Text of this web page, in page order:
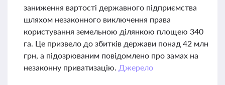
заниження вартості державного підприємства
шляхом незаконного виключення права
користування земельною ділянкою площею 340
га. Це призвело до збитків держави понад 42 млн
грн, а підозрюваним повідомлено про замах на
незаконну приватизацію. Джерело